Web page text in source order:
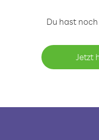
Du hast
Jetzt